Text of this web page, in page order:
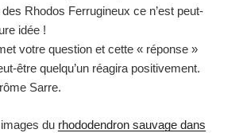
Rhodos Ferrugineux ce n’est peut-
idée !
votre question et cette « réponse »
être quelqu’un réagira positivement.
Sarre.
du rhododendron sauvage dans